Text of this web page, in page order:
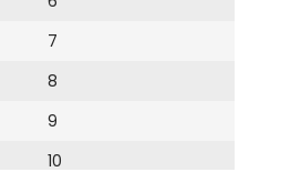
7
8
9
10